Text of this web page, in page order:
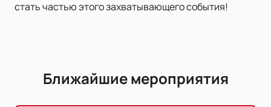
стать частью этого захватывающего события!
Ближайшие мероприятия